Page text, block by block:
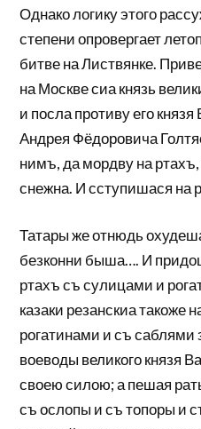
Однако логику этого
степени опровергает
битве на Листвянке.
на Москве сиа князь
и посла противу его
Андрея Фёдоровича
нимъ, да мордву на
снежна. И сступишася на
Татары же отнюдь
безконни быша…. И
ртахъ съ сулицами и
казаки резанскиа такоже
рогатинами и съ саблями
воеводы великого князя
своею силою; а пешая
съ ослопы и съ топоры и